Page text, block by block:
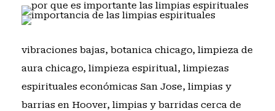
vibraciones bajas, botanica chicago, limpieza de
aura chicago, limpieza espiritual, limpiezas
espirituales económicas San Jose, limpias y
barrias en Hoover, limpias y barridas cerca de